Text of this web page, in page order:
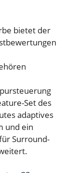
bietet der
Set des
adaptives
und ein
Surround-